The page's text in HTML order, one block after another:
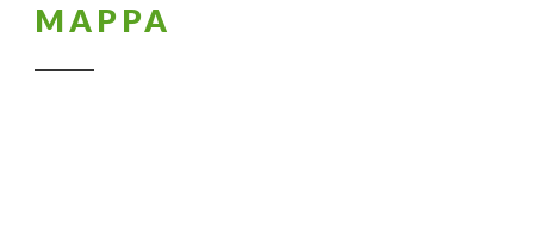
MAPPA